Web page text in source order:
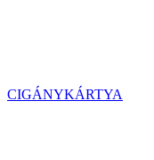
CIGÁNYKÁRTYA